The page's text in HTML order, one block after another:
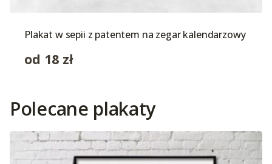
Plakat w sepii z patentem na zegar kalendarzowy
od 18 zł
Polecane plakaty